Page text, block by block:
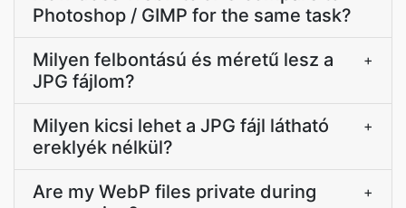
Photoshop / GIMP for the same task?
Milyen felbontású és méretű lesz a
JPG fájlom?
+
Milyen kicsi lehet a JPG fájl látható
ereklyék nélkül?
+
Are my WebP files private during
+